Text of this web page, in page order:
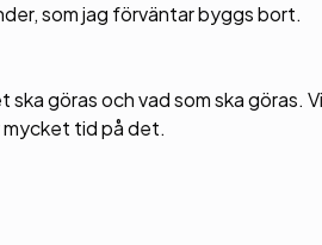
som jag förväntar byggs bort.
ska göras och vad som ska
tid på det.